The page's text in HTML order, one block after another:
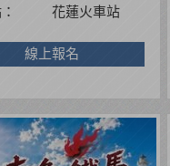
花蓮火車站
線上報名